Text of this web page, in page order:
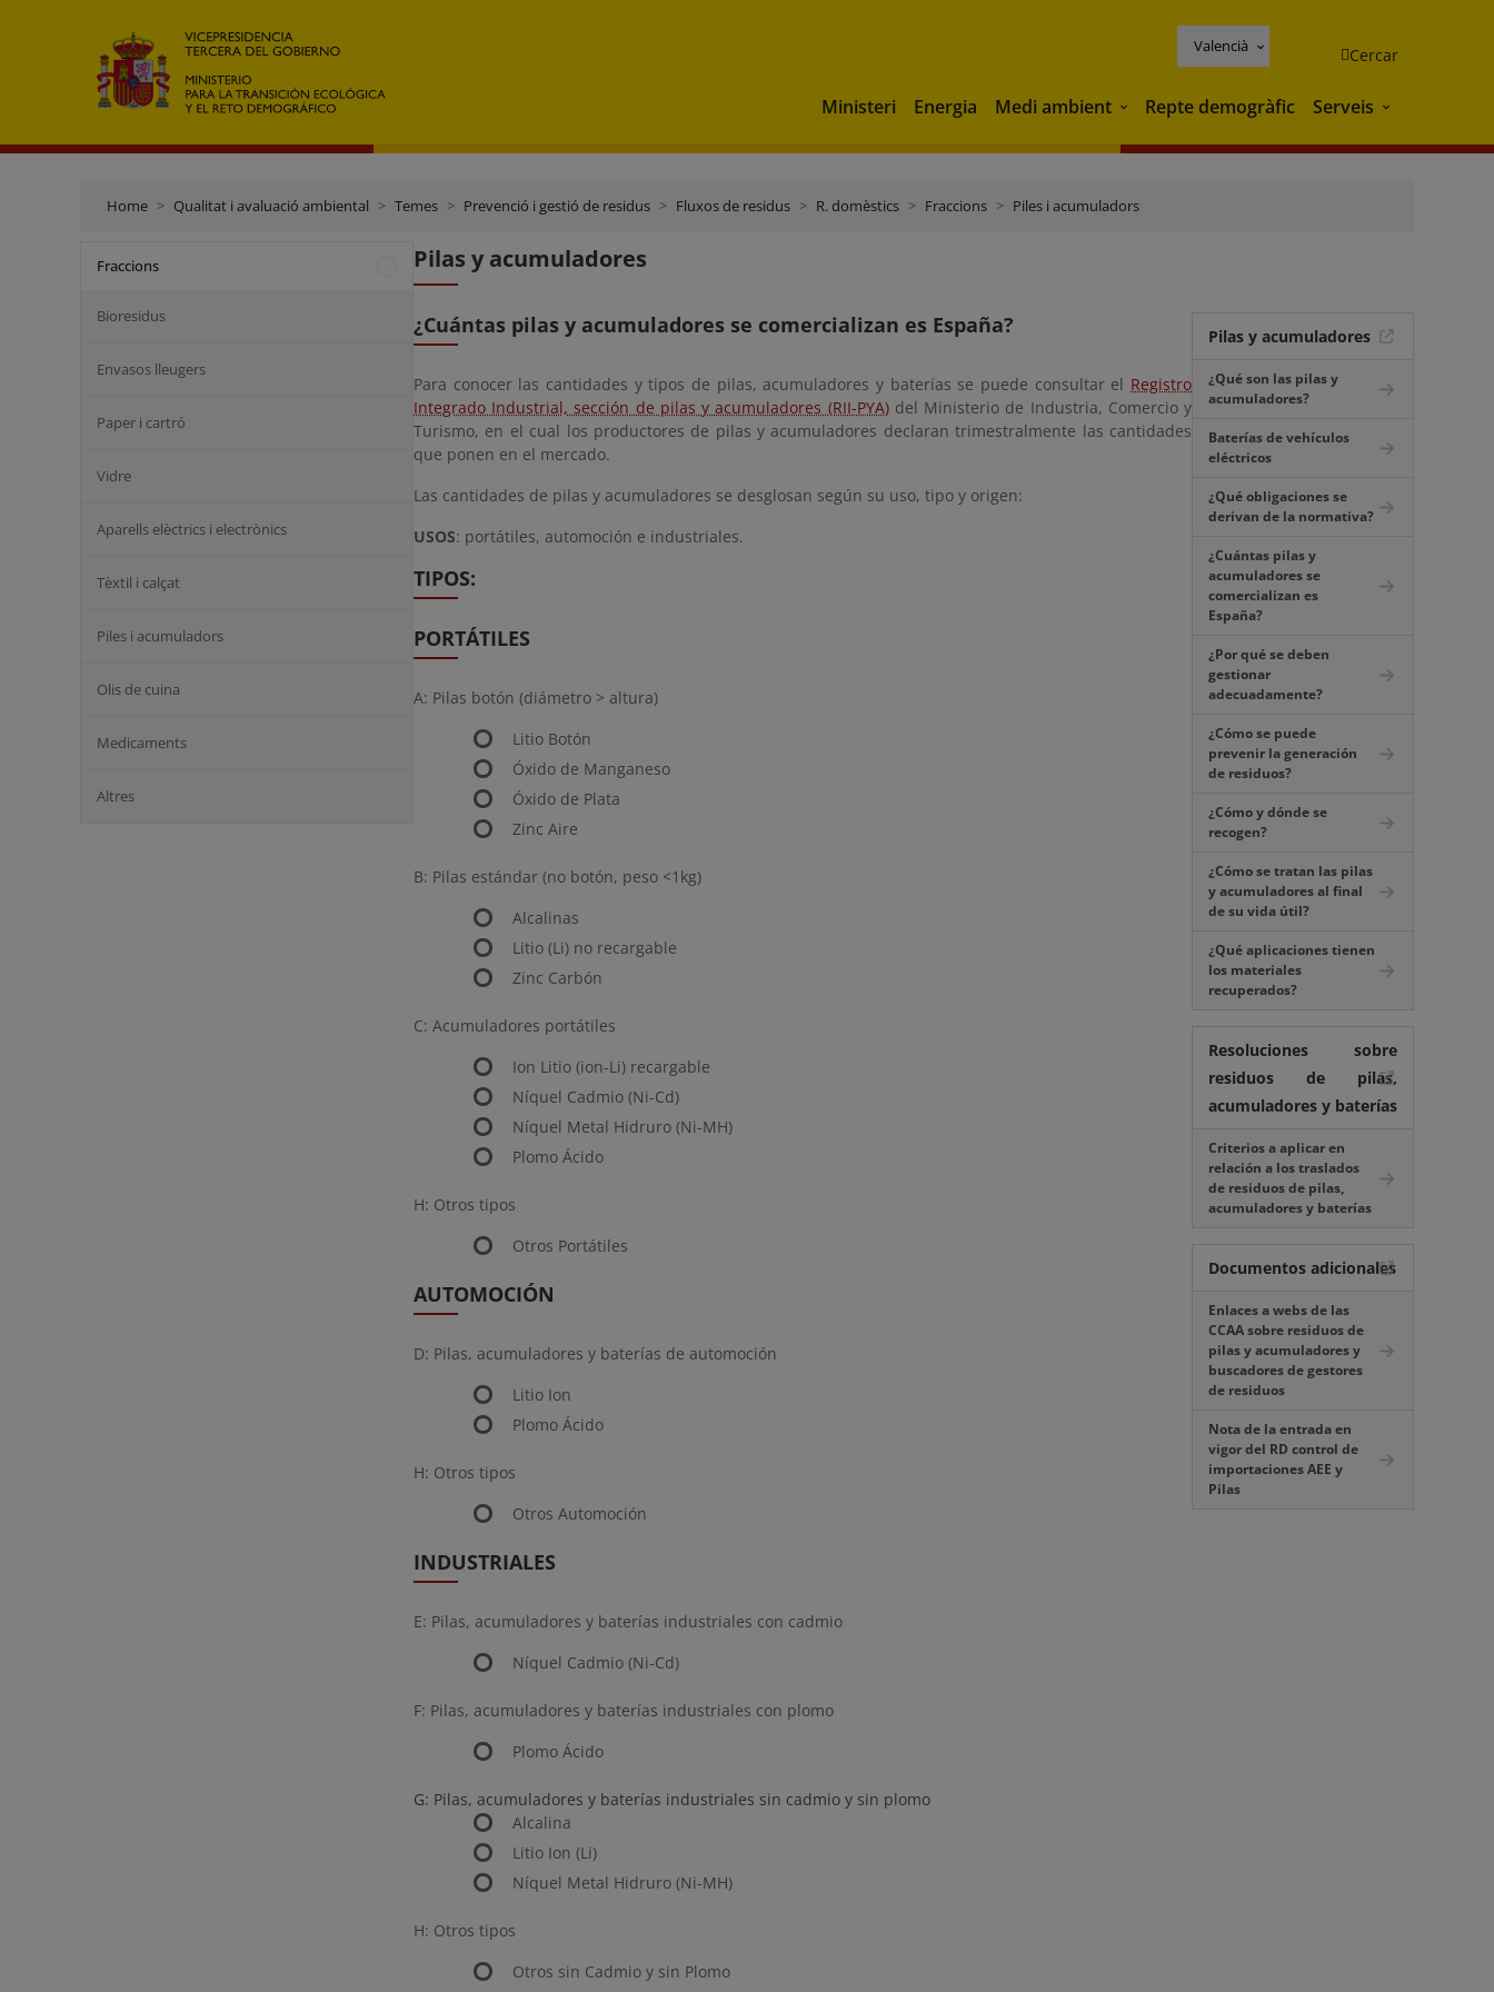
Valencià Cercar
Ministeri Energia Medi ambient Medi ambient
Repte demogràfic Serveis Serveis
Home Qualitat i avaluació ambiental Temes Prevenció i gestió de residus Fluxos de residus R. domèstics Fraccions Piles i acumuladors
Fraccions
Bioresidus
Envasos lleugers
Paper i cartró
Vidre
Aparells elèctrics i electrònics
Tèxtil i calçat
Piles i acumuladors
Olis de cuina
Medicaments
Altres
Pilas y acumuladores
¿Cuántas pilas y acumuladores se comercializan es España?
Para conocer las cantidades y tipos de pilas, acumuladores y baterías se puede consultar el Registro
Integrado Industrial, sección de pilas y acumuladores (RII-PYA)del Ministerio de Industria, Comercio y
Turismo, en el cual los productores de pilas y acumuladores declaran trimestralmente las cantidades
que ponen en el mercado.
Las cantidades de pilas y acumuladores se desglosan según su uso, tipo y origen:
USOS: portátiles, automoción e industriales.
TIPOS:
PORTÁTILES
A: Pilas botón (diámetro > altura)
Litio Botón
Óxido de Manganeso
Óxido de Plata
Zinc Aire
B: Pilas estándar (no botón, peso <1kg)
Alcalinas
Litio (Li) no recargable
Zinc Carbón
C: Acumuladores portátiles
Ion Litio (ion-Li) recargable
Níquel Cadmio (Ni-Cd)
Níquel Metal Hidruro (Ni-MH)
Plomo Ácido
H: Otros tipos
Otros Portátiles
AUTOMOCIÓN
D: Pilas, acumuladores y baterías de automoción
Litio Ion
Plomo Ácido
H: Otros tipos
Otros Automoción
INDUSTRIALES
E: Pilas, acumuladores y baterías industriales con cadmio
Níquel Cadmio (Ni-Cd)
F: Pilas, acumuladores y baterías industriales con plomo
Plomo Ácido
G: Pilas, acumuladores y baterías industriales sin cadmio y sin plomo
Alcalina
Litio Ion (Li)
Níquel Metal Hidruro (Ni-MH)
H: Otros tipos
Otros sin Cadmio y sin Plomo
Pilas y acumuladores
¿Qué son las pilas y
acumuladores?
Baterías de vehículos
eléctricos
¿Qué obligaciones se
derivan de la normativa?
¿Cuántas pilas y
acumuladores se
comercializan es
España?
¿Por qué se deben
gestionar
adecuadamente?
¿Cómo se puede
prevenir la generación
de residuos?
¿Cómo y dónde se
recogen?
¿Cómo se tratan las pilas
y acumuladores al final
de su vida útil?
¿Qué aplicaciones tienen
los materiales
recuperados?
Resoluciones sobre
residuos de pilas,
acumuladores y baterías
Criterios a aplicar en
relación a los traslados
de residuos de pilas,
acumuladores y baterías
Documentos adicionales
Enlaces a webs de las
CCAA sobre residuos de
pilas y acumuladores y
buscadores de gestores
de residuos
Nota de la entrada en
vigor del RD control de
importaciones AEE y
Pilas